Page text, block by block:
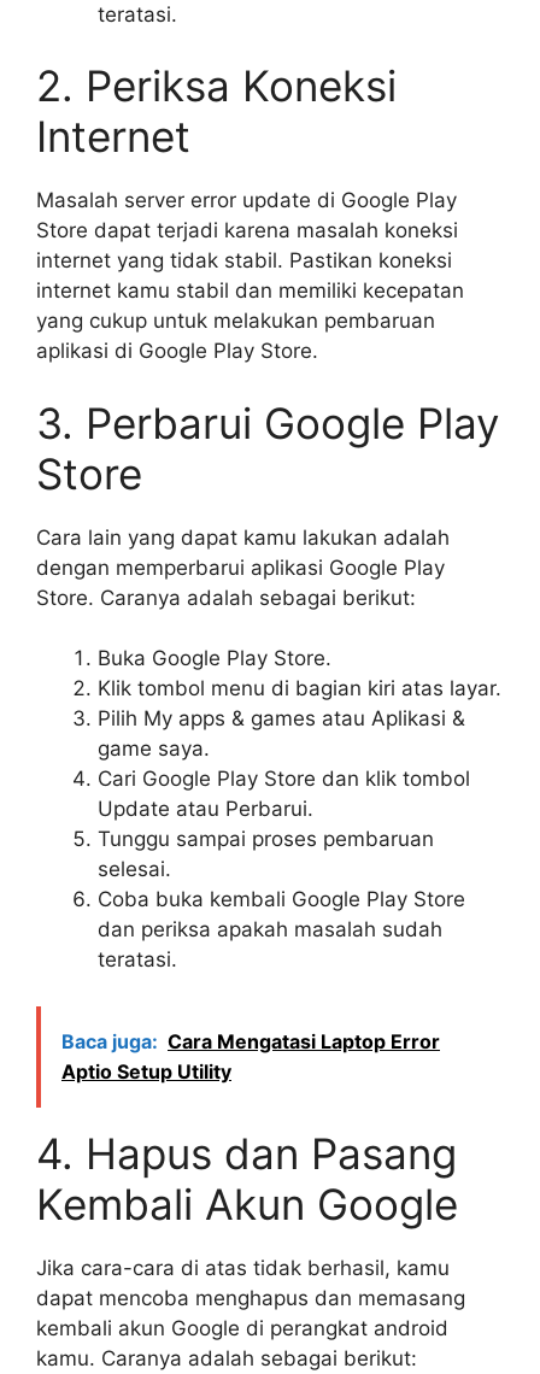
teratasi.
2. Periksa Koneksi
Internet
Masalah server error update di Google Play
Store dapat terjadi karena masalah koneksi
internet yang tidak stabil. Pastikan koneksi
internet kamu stabil dan memiliki kecepatan
yang cukup untuk melakukan pembaruan
aplikasi di Google Play Store.
3. Perbarui Google Play
Store
Cara lain yang dapat kamu lakukan adalah
dengan memperbarui aplikasi Google Play
Store. Caranya adalah sebagai berikut:
Buka Google Play Store.
Klik tombol menu di bagian kiri atas layar.
Pilih My apps & games atau Aplikasi &
game saya.
Cari Google Play Store dan klik tombol
Update atau Perbarui.
Tunggu sampai proses pembaruan
selesai.
Coba buka kembali Google Play Store
dan periksa apakah masalah sudah
teratasi.
Baca juga: Cara Mengatasi Laptop Error
Aptio Setup Utility
4. Hapus dan Pasang
Kembali Akun Google
Jika cara-cara di atas tidak berhasil, kamu
dapat mencoba menghapus dan memasang
kembali akun Google di perangkat android
kamu. Caranya adalah sebagai berikut: